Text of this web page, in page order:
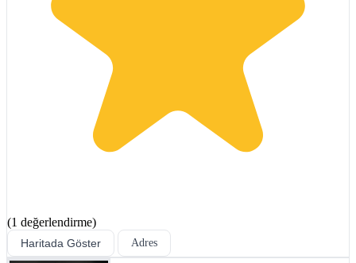
(1 değerlendirme)
Haritada Göster Adres